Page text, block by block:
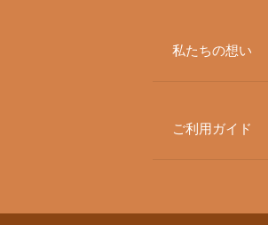
私たちの想い
ご利用ガイド